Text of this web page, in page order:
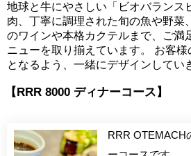
地球と牛にやさしい「ビオバランス
肉、丁寧に調理された旬の魚や野菜
のワインや本格カクテルまで、ご満
ニューを取り揃えています。 お客
となるよう、一緒にデザインしてい
【RRR 8000 ディナーコース】
RRR OTEMACH